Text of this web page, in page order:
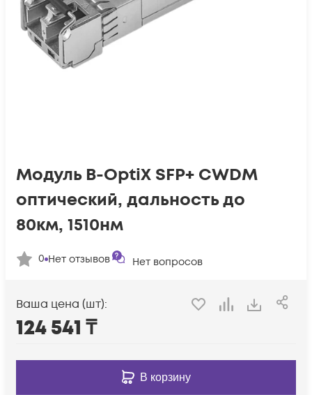
Модуль B-OptiX SFP+ CWDM
оптический, дальность до
80км, 1510нм
0 Нет отзывов Нет вопросов
Ваша цена (шт):
124 541 ₸
В корзину